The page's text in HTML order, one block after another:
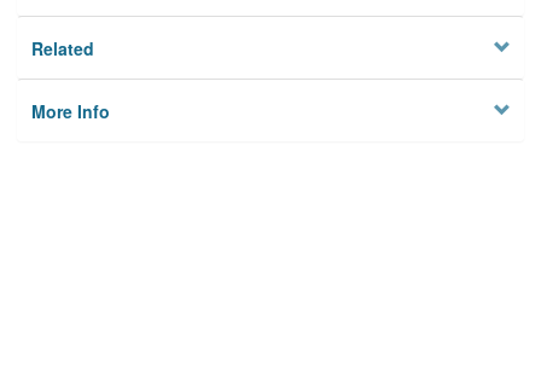
Related
More Info